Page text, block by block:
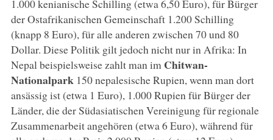
1.000 kenianische Schilling (etwa 6,50 Euro), für Bürger
der Ostafrikanischen Gemeinschaft 1.200 Schilling
(knapp 8 Euro), für alle anderen zwischen 70 und 80
Dollar. Diese Politik gilt jedoch nicht nur in Afrika: In
Nepal beispielsweise zahlt man im Chitwan-
Nationalpark 150 nepalesische Rupien, wenn man dort
ansässig ist (etwa 1 Euro), 1.000 Rupien für Bürger der
Länder, die der Südasiatischen Vereinigung für regionale
Zusammenarbeit angehören (etwa 6 Euro), während für